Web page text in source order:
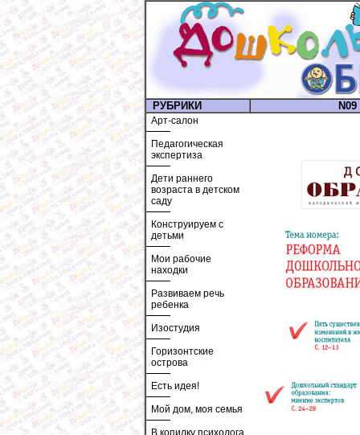
РУБРИКИ
Арт-салон
Педагогическая
экспертиза
Дети раннего
возраста в детском
саду
Конструируем с
детьми
Мои рабочие
находки
Развиваем речь
ребенка
Изостудия
Горизонтские
острова
Есть идея!
Мой дом, моя семья
В копилку психолога